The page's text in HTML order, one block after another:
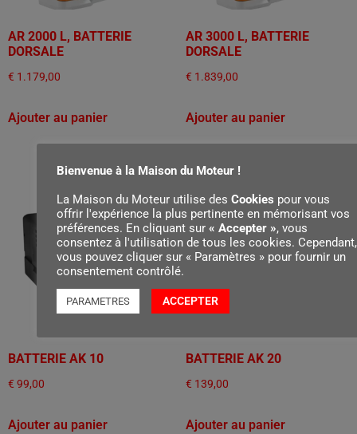
AR 2000 L, BATTERIE
DORSALE
€ 1.179,00
Ajouter au panier
AR 3000 L, BATTERIE
DORSALE
€ 1.839,00
Ajouter au panier
BATTERIE AK 10
€ 99,00
Ajouter au panier
BATTERIE AK 20
€ 139,00
Ajouter au panier
Bienvenue à la Maison du Moteur !
La Maison du Moteur utilise des Cookies pour vous
offrir l'expérience la plus pertinente en mémorisant vos
préférences. En cliquant sur « Accepter », vous
consentez à l'utilisation de tous les cookies. Cependant,
vous pouvez cliquer sur « Paramètres » pour fournir un
consentement contrôlé.
PARAMETRES ACCEPTER